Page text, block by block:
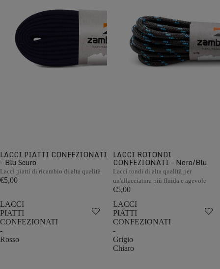
LACCI PIATTI CONFEZIONATI
- Blu Scuro
Lacci piatti di ricambio di alta qualità
€5,00
LACCI ROTONDI
CONFEZIONATI - Nero/Blu
Lacci tondi di alta qualità per
un'allacciatura più fluida e agevole
€5,00
LACCI
PIATTI
CONFEZIONATI
-
Rosso
LACCI
PIATTI
CONFEZIONATI
-
Grigio
Chiaro